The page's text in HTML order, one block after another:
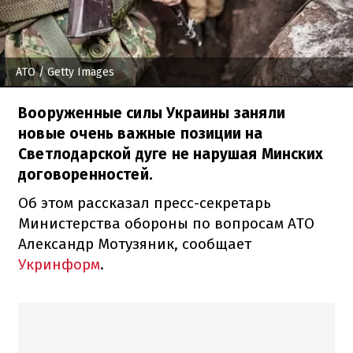
АТО/ Getty Images
Вооруженные силы Украины заняли
новые очень важные позиции на
Светлодарской дуге не нарушая Минских
договоренностей.
Об этом рассказал пресс-секретарь
Министерства обороны по вопросам АТО
Александр Мотузяник, сообщает
Укринформ.